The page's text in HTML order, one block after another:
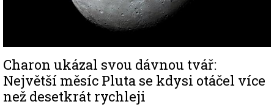
Charon ukázal svou dávnou tvář:
Největší měsíc Pluta se kdysi otáčel více
než desetkrát rychleji